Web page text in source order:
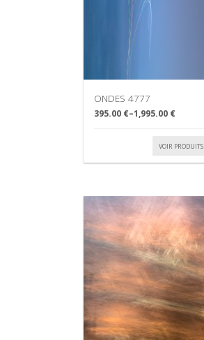
ONDES 4777
395.00 €–1,995.00 €
VOIR PRODUITS